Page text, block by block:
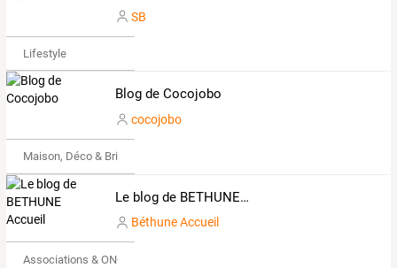
SB
Lifestyle
Blog de Cocojobo
cocojobo
Maison, Déco & Bricolage
Le blog de BETHUNE Accueil
Béthune Accueil
Associations & ONG